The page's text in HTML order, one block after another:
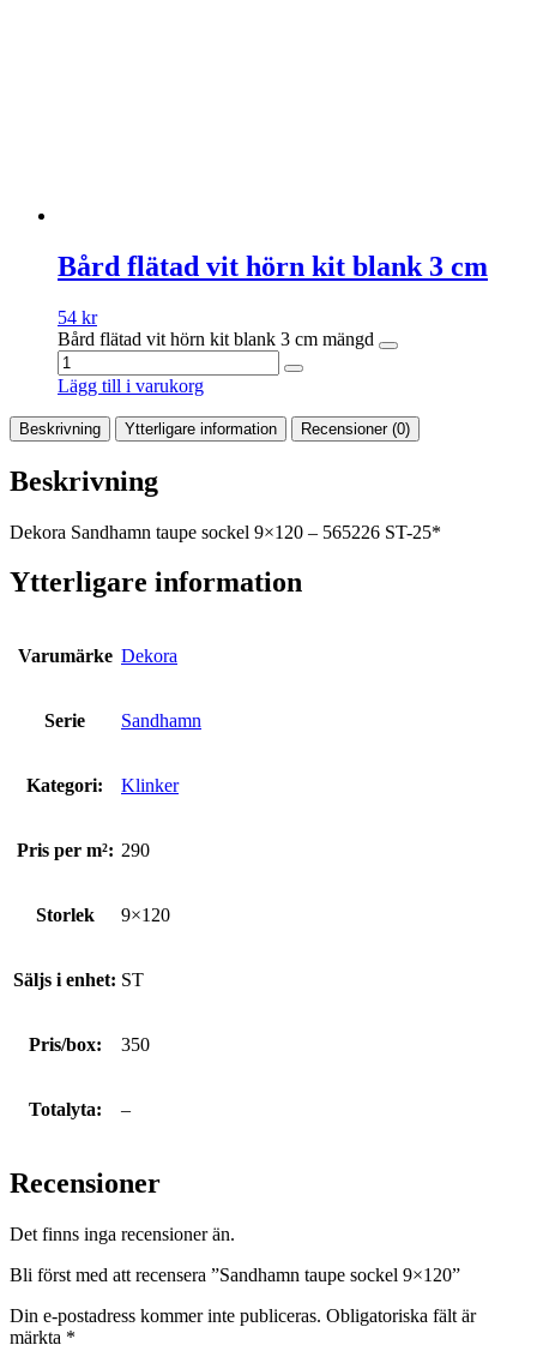
Bård flätad vit hörn kit blank 3 cm
54 kr
Bård flätad vit hörn kit blank 3 cm mängd
Lägg till i varukorg
Beskrivning Ytterligare information Recensioner (0)
Beskrivning
Dekora Sandhamn taupe sockel 9×120 – 565226 ST-25*
Ytterligare information
Varumärke Dekora
Serie Sandhamn
Kategori: Klinker
Pris per m²: 290
Storlek 9×120
Säljs i enhet: ST
Pris/box: 350
Totalyta: –
Recensioner
Det finns inga recensioner än.
Bli först med att recensera ”Sandhamn taupe sockel 9×120”
Din e-postadress kommer inte publiceras. Obligatoriska fält är
märkta *